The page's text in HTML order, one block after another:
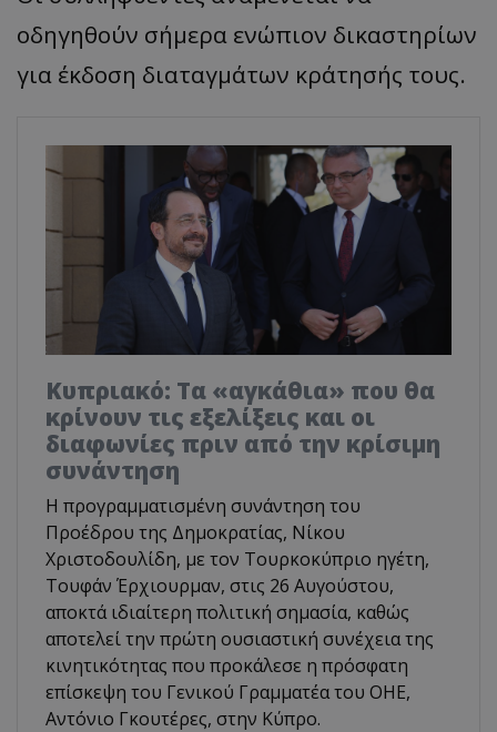
οδηγηθούν σήμερα ενώπιον δικαστηρίων
για έκδοση διαταγμάτων κράτησής τους.
Κυπριακό: Τα «αγκάθια» που θα
κρίνουν τις εξελίξεις και οι
διαφωνίες πριν από την κρίσιμη
συνάντηση
Η προγραμματισμένη συνάντηση του
Προέδρου της Δημοκρατίας, Νίκου
Χριστοδουλίδη, με τον Τουρκοκύπριο ηγέτη,
Τουφάν Έρχιουρμαν, στις 26 Αυγούστου,
αποκτά ιδιαίτερη πολιτική σημασία, καθώς
αποτελεί την πρώτη ουσιαστική συνέχεια της
κινητικότητας που προκάλεσε η πρόσφατη
επίσκεψη του Γενικού Γραμματέα του ΟΗΕ,
Αντόνιο Γκουτέρες, στην Κύπρο.